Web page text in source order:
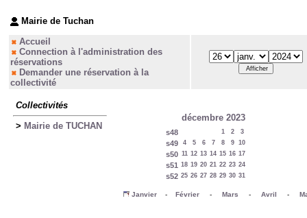
Mairie de Tuchan
Accueil
Connection à l'administration des
réservations
Demander une réservation à la
collectivité
Collectivités
> Mairie de TUCHAN
décembre 2023
s48 1 2 3
s49 4 5 6 7 8 9 10
s50 11 12 13 14 15 16 17
s51 18 19 20 21 22 23 24
s52 25 26 27 28 29 30 31
Janvier- Février- Mars - Avril -